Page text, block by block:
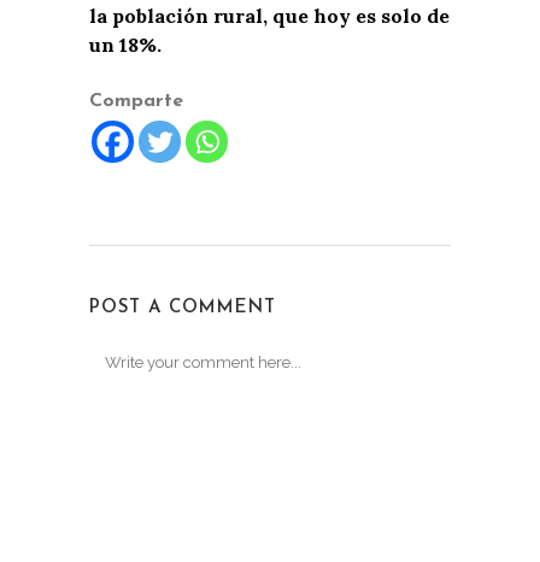
la población rural, que hoy es solo de
un 18%.
Comparte
POST A COMMENT